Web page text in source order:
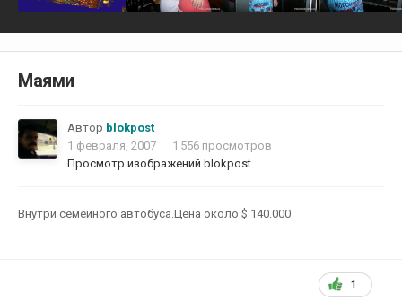
Маями
Автор blokpost
1 февраля, 2007
1 556 просмотров
Просмотр изображений blokpost
Внутри семейного автобуса.Цена около $ 140.000
1